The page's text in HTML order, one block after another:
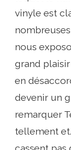
vinyle est
nous
grand plaisir
en
devenir un
remarquer
tellement